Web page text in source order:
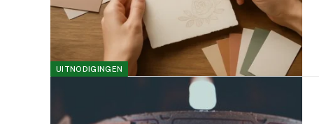
UITNODIGINGEN